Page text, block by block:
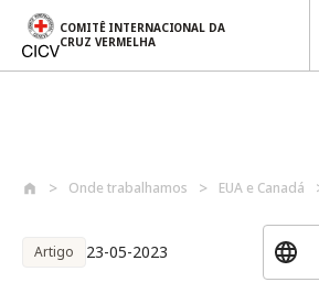
COMITÊ INTERNACIONAL DA
CRUZ VERMELHA
Onde trabalhamos EUA e Canadá
Artigo 23-05-2023